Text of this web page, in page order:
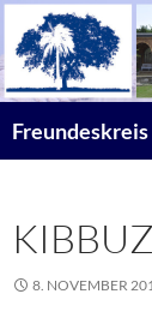
Zum
Inhalt
springen
8. NOVEMBER